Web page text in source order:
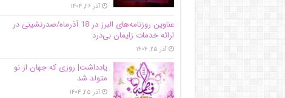
آذر ۲۶, ۱۴۰۴
عناوین روزنامه‌های البرز در ‌18 آذرماه/صدرنشینی در
ارائه خدمات زایمان بی‌درد
آذر ۲۵, ۱۴۰۴
یادداشت| روزی که جهان از نو
متولد شد
آذر ۲۵, ۱۴۰۴